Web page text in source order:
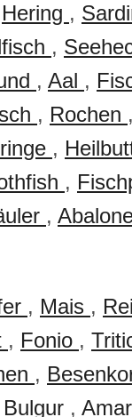
Hering ,
,
, Aal ,
, Rochen ,
,
,
,
, Mais ,
, Fonio ,
,
Bulgur ,